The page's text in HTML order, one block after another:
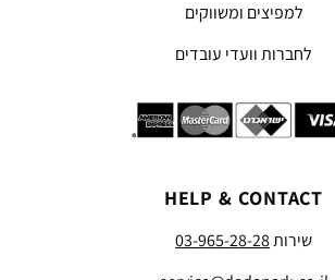
למפיצים ומשווקים
לחברות וועדי עובדים
HELP & CONTACT
שירות03-965-28-28